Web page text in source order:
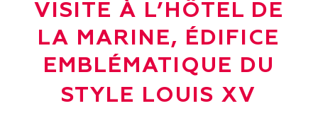
VISITE À L’HÔTEL DE
LA MARINE, ÉDIFICE
EMBLÉMATIQUE DU
STYLE LOUIS XV